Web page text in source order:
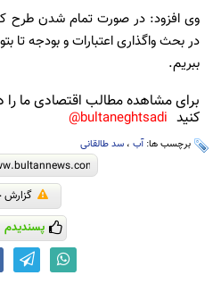
وی افزود: در صورت تمام شدن طرح
در بحث واگذاری اعتبارات و بودجه تا
ببریم.
برای مشاهده مطالب اقتصادی ما را
کنید bultaneghtsadi@
برچسب ها:آب ، سد طالقانی
گزارش
پسندیدم